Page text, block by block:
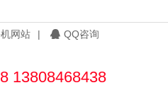
网站 | QQ咨询
13808468438